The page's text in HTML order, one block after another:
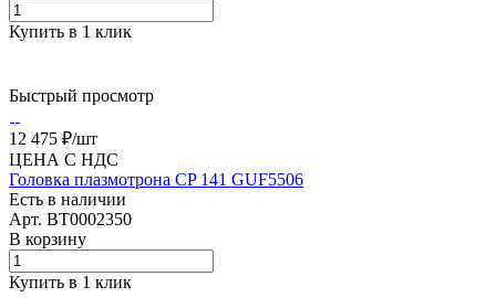
Купить в 1 клик
Быстрый просмотр
12 475 ₽/шт
ЦЕНА С НДС
Головка плазмотрона CP 141 GUF5506
Есть в наличии
Арт. BT0002350
В корзину
Купить в 1 клик